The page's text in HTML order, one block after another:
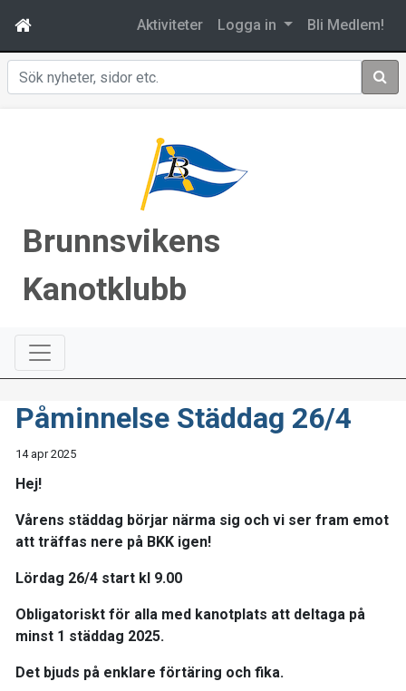
Aktiviteter Logga in Bli Medlem!
Sök
Brunnsvikens
Kanotklubb
Påminnelse Städdag 26/4
14 apr 2025
Hej!
Vårens städdag börjar närma sig och vi ser fram emot
att träffas nere på BKK igen!
Lördag 26/4 start kl 9.00
Obligatoriskt för alla med kanotplats att deltaga på
minst 1 städdag 2025.
Det bjuds på enklare förtäring och fika.